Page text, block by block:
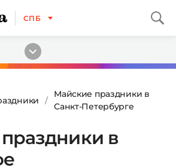
СПБ
Майские праздники в
Санкт-Петербурге
в